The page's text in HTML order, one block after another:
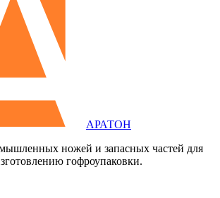
АРАТОН
ножей и запасных частей для
гофроупаковки.